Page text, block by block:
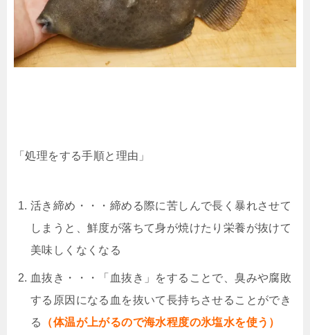
「処理をする手順と理由」
活き締め・・・締める際に苦しんで長く暴れさせて
しまうと、鮮度が落ちて身が焼けたり栄養が抜けて
美味しくなくなる
血抜き・・・「血抜き」をすることで、臭みや腐敗
する原因になる血を抜いて長持ちさせることができ
る
（体温が上がるので海水程度の氷塩水を使う）